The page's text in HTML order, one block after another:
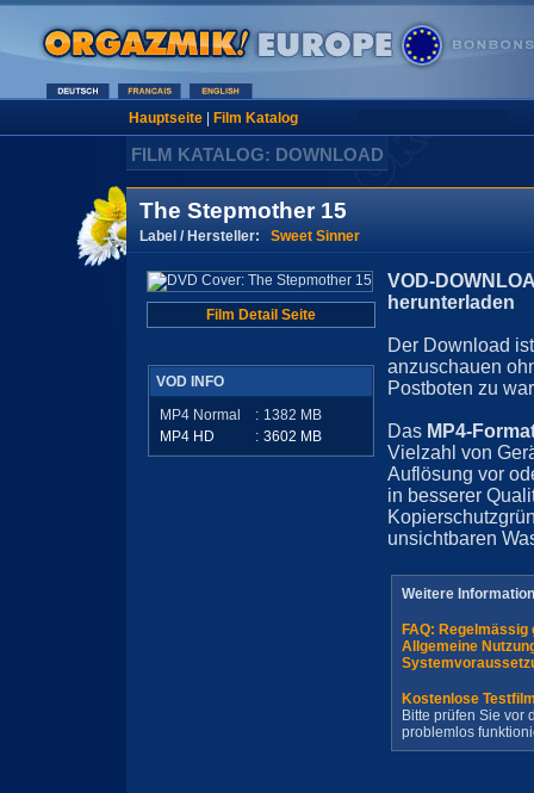
Hauptseite| Film Katalog
FILM KATALOG: DOWNLOAD
The Stepmother 15
Label / Hersteller: Sweet Sinner
Film Detail Seite
VOD INFO
MP4 Normal
: 1382 MB
MP4 HD
: 3602 MB
VOD-
herunterladen
Der Download
anzuschauen
Postboten zu
Das MP4-
Vielzahl von
Auflösung vor
in besserer
unsichtbaren
Weitere
FAQ:
Allgemeine
Kostenlose
Bitte prüfen Sie vor
problemlos